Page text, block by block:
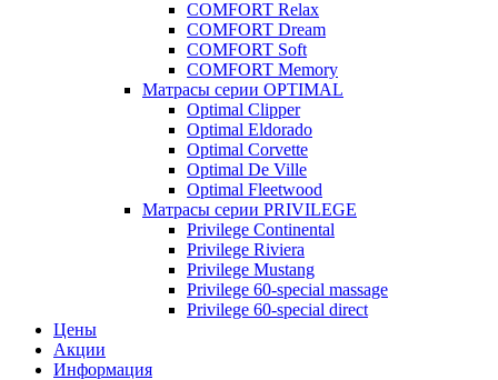
COMFORT Relax
COMFORT Dream
COMFORT Soft
COMFORT Memory
Матрасы серии OPTIMAL
Optimal Clipper
Optimal Eldorado
Optimal Corvette
Optimal De Ville
Optimal Fleetwood
Матрасы серии PRIVILEGE
Privilege Continental
Privilege Riviera
Privilege Mustang
Privilege 60-special massage
Privilege 60-special direct
Цены
Акции
Информация